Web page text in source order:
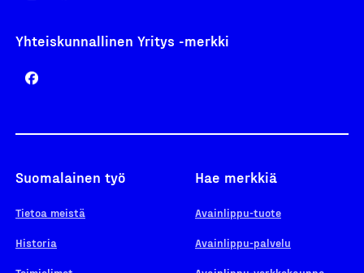
Yhteiskunnallinen Yritys -merkki
Suomalainen työ
Tietoa meistä
Historia
Hae merkkiä
Avainlippu-tuote
Avainlippu-palvelu